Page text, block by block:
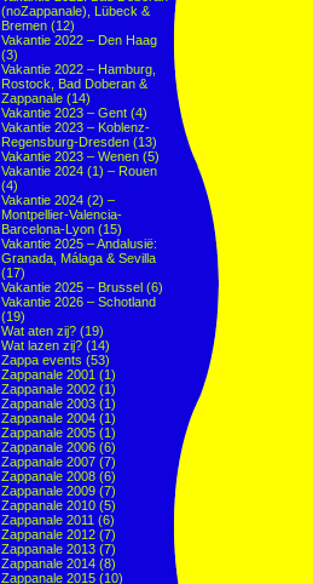
(noZappanale), Lübeck &
Bremen (12)
Vakantie 2022 – Den Haag
(3)
Vakantie 2022 – Hamburg,
Rostock, Bad Doberan &
Zappanale (14)
Vakantie 2023 – Gent (4)
Vakantie 2023 – Koblenz-
Regensburg-Dresden (13)
Vakantie 2023 – Wenen (5)
Vakantie 2024 (1) – Rouen
(4)
Vakantie 2024 (2) –
Montpellier-Valencia-
Barcelona-Lyon (15)
Vakantie 2025 – Andalusië:
Granada, Málaga & Sevilla
(17)
Vakantie 2025 – Brussel (6)
Vakantie 2026 – Schotland
(19)
Wat aten zij? (19)
Wat lazen zij? (14)
Zappa events (53)
Zappanale 2001 (1)
Zappanale 2002 (1)
Zappanale 2003 (1)
Zappanale 2004 (1)
Zappanale 2005 (1)
Zappanale 2006 (6)
Zappanale 2007 (7)
Zappanale 2008 (6)
Zappanale 2009 (7)
Zappanale 2010 (5)
Zappanale 2011 (6)
Zappanale 2012 (7)
Zappanale 2013 (7)
Zappanale 2014 (8)
Zappanale 2015 (10)